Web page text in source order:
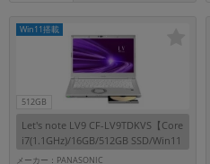
512GB
Win11搭載
Let's note LV9 CF-LV9TDKVS【Core
i7(1.1GHz)/16GB/512GB SSD/Win11
Pro】
メーカー：PANASONIC
年